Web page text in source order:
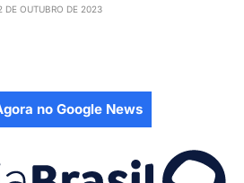
DE OUTUBRO DE 2023
no Google News